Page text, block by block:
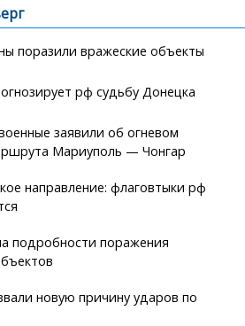
поразили вражеские объекты
рф судьбу Донецка
заявили об огневом
Мариуполь — Чонгар
направление: флаговтыки рф
подробности поражения
новую причину ударов по